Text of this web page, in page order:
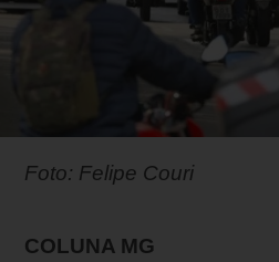
Foto: Felipe Couri
COLUNA MG